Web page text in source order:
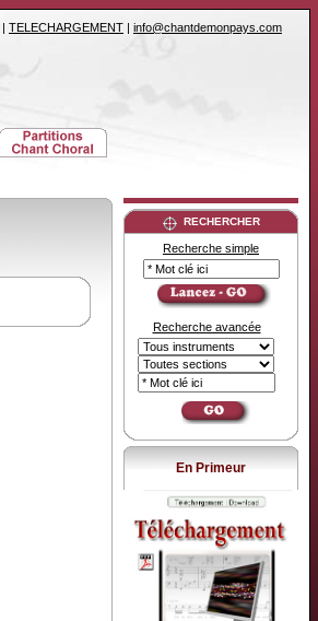
| TELECHARGEMENT | info@chantdemonpays.com
RECHERCHER
Recherche simple
Recherche avancée
En Primeur